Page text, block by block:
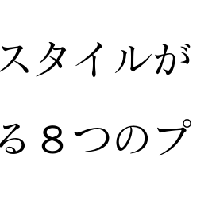
タイルが
８つのプ